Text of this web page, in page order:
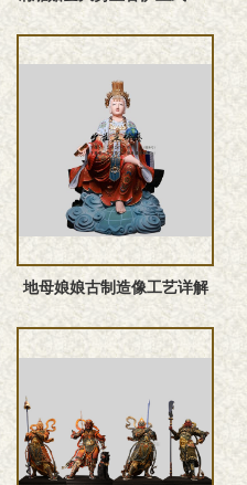
地母娘娘古制造像工艺详解